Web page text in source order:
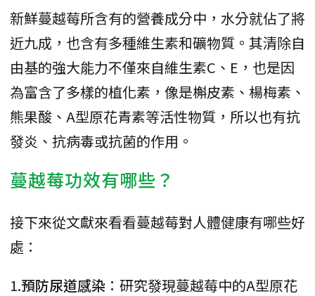
新鮮蔓越莓所含有的營養成分中，水分就佔了將
近九成，也含有多種維生素和礦物質。其清除自
由基的強大能力不僅來自維生素C、E，也是因
為富含了多樣的植化素，像是槲皮素、楊梅素、
熊果酸、A型原花青素等活性物質，所以也有抗
發炎、抗病毒或抗菌的作用。
蔓越莓功效有哪些？
接下來從文獻來看看蔓越莓對人體健康有哪些好
處：
1.預防尿道感染 ：研究發現蔓越莓中的A型原花